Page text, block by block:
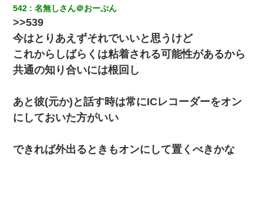
友人とふたりで山口に旅行した時の事。レンタカーを借りて山の
中の道を走っていたら、突然ガガッ！って音がして…
夫の友達がBBQを定期的に開催して夫婦で参加してたんだけど、
女性側のリーダーみたいな人に「BBQは友達とやりなよ！」と言
われて…
書店「息子さんが万引きしました」私「はっ？(息子目の前にいる
し…)うちの子ではないので迎えに行きません」→息子を名乗って
た人物の正体が判明するも・・・
姉旦那の友達「ほんとのパパだよ～」私のお腹を触ってほざく。
→思わず手を叩いて振り払ったら…
542 名無しさん＠おーぷん
>>539
今はとりあえずそれでいいと思うけど
これからしばらくは粘着される可能性があるから
共通の知り合いには根回し
あと彼(元か)と話す時は常にICレコーダーをオン
にしておいた方がいい
できれば外出るときもオンにして置くべきかな